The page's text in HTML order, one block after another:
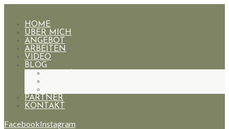
HOME
ÜBER MICH
ANGEBOT
ARBEITEN
VIDEO
BLOG
PARTNER
KONTAKT
FacebookInstagram